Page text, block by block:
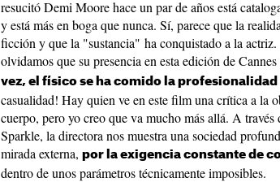
resucitó Demi Moore hace un par de años está
y está más en boga que nunca. Sí, parece que la
ficción y que la "sustancia" ha conquistado a la
olvidamos que su presencia en esta edición de
vez, el físico se ha comido la profesionalidad
casualidad! Hay quien ve en este film una crítica a la
cuerpo, pero yo creo que va mucho más allá. A través
Sparkle, la directora nos muestra una sociedad
mirada externa, por la exigencia constante de
dentro de unos parámetros técnicamente imposibles.